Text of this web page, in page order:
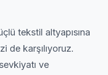
tekstil altyapısına
de karşılıyoruz.
ve